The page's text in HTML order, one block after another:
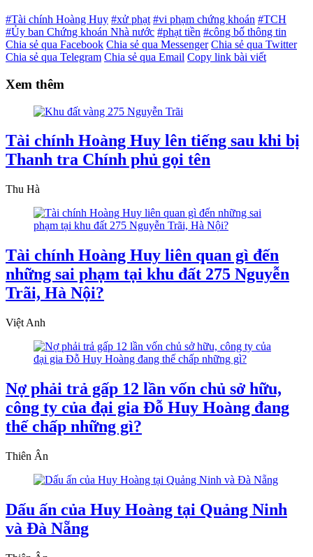
#Tài chính Hoàng Huy #xử phạt #vi phạm chứng khoán #TCH
#Ủy ban Chứng khoán Nhà nước #phạt tiền #công bố thông tin
Chia sẻ qua Facebook Chia sẻ qua Messenger Chia sẻ qua Twitter
Chia sẻ qua Telegram Chia sẻ qua Email Copy link bài viết
Xem thêm
Tài chính Hoàng Huy lên tiếng sau khi bị
Thanh tra Chính phủ gọi tên
Thu Hà
Tài chính Hoàng Huy liên quan gì đến
những sai phạm tại khu đất 275 Nguyễn
Trãi, Hà Nội?
Việt Anh
Nợ phải trả gấp 12 lần vốn chủ sở hữu,
công ty của đại gia Đỗ Huy Hoàng đang
thế chấp những gì?
Thiên Ân
Dấu ấn của Huy Hoàng tại Quảng Ninh
và Đà Nẵng